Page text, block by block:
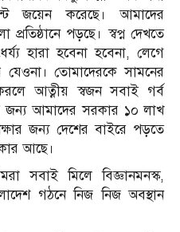
জয়েন করেছে। আমাদের
পড়ছে। স্বপ্ন দেখতে
হারা হবেনা হবেনা, লেগে
তোমাদেরকে সামনের
আত্নীয় স্বজন সবাই গর্ব
জন্য আমাদের সরকার ১০ লাখ
জন্য দেশের বাইরে পড়তে
আছে।
সবাই মিলে বিজ্ঞানমনস্ক,
গঠনে নিজ নিজ অবস্থান